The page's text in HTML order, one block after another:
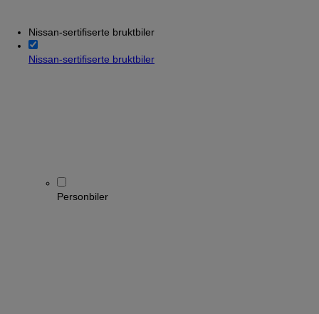
Nissan-sertifiserte bruktbiler
Nissan-sertifiserte bruktbiler
Personbiler